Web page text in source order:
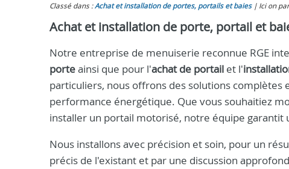
Classé dans :Achat et installation de portes, portails et baies Ici on
Achat et installation de porte, portail et
Notre entreprise de menuiserie reconnue RGE
porteainsi que pour l'achat de portail et l'
particuliers, nous offrons des solutions
performance énergétique. Que vous souhaitiez
installer un portail motorisé, notre équipe
Nous installons avec précision et soin, pour un
précis de l'existant et par une discussion